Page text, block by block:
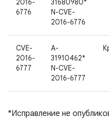
2016-
6776
31680980*
N-CVE-
2016-6776
CVE-
2016-
6777
A-
31910462*
N-CVE-
2016-6777
*Исправление не